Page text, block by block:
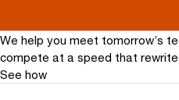
We help you meet tomorrow’s
compete at a speed that
See how